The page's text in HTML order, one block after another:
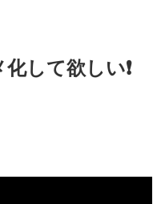
して欲しい❗️